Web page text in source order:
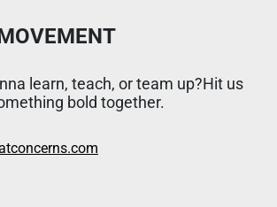
learn, teach, or team up?Hit us
bold together.